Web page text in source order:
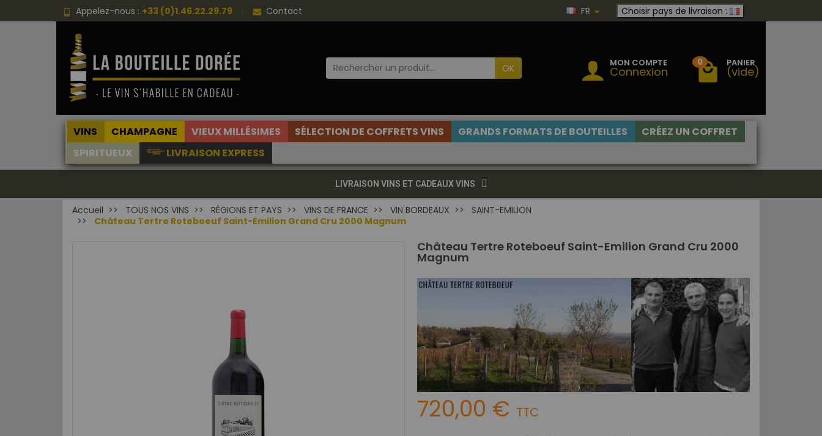
Appelez-nous : +33 (0)1.46.22.29.79 Contact FR Choisir pays de livraison :
OK MON COMPTE
Connexion
0 PANIER
(vide)
VINS CHAMPAGNE VIEUX MILLÉSIMES SÉLECTION DE COFFRETS VINS GRANDS FORMATS DE BOUTEILLES
CRÉEZ UN COFFRET
SPIRITUEUX
LIVRAISON EXPRESS
LIVRAISON VINS ET CADEAUX VINS
Accueil TOUS NOS VINS RÉGIONS ET PAYS VINS DE FRANCE VIN BORDEAUX
SAINT-EMILION
Château Tertre Roteboeuf Saint-Emilion Grand Cru 2000 Magnum
Château Tertre Roteboeuf Saint-Emilion Grand Cru 2000
Magnum
720,00 € TTC